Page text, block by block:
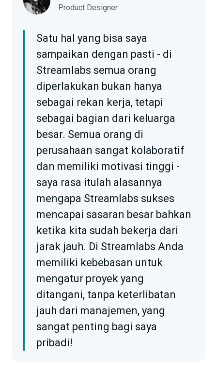
Product Designer
Satu hal yang bisa saya
sampaikan dengan pasti - di
Streamlabs semua orang
diperlakukan bukan hanya
sebagai rekan kerja, tetapi
sebagai bagian dari keluarga
besar. Semua orang di
perusahaan sangat kolaboratif
dan memiliki motivasi tinggi -
saya rasa itulah alasannya
mengapa Streamlabs sukses
mencapai sasaran besar bahkan
ketika kita sudah bekerja dari
jarak jauh. Di Streamlabs Anda
memiliki kebebasan untuk
mengatur proyek yang
ditangani, tanpa keterlibatan
jauh dari manajemen, yang
sangat penting bagi saya
pribadi!